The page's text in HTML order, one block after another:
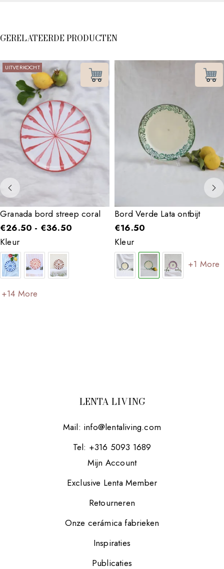
GERELATEERDE PRODUCTEN
UITVERKOCHT
Granada bord streep coral
€26.50 - €36.50
Kleur
+14 More
Bord Verde Lata ontbijt
€16.50
Kleur
+1 More
LENTA LIVING
Mail: info@lentaliving.com
Tel: +316 5093 1689
Mijn Account
Exclusive Lenta Member
Retourneren
Onze cerámica fabrieken
Inspiraties
Publicaties